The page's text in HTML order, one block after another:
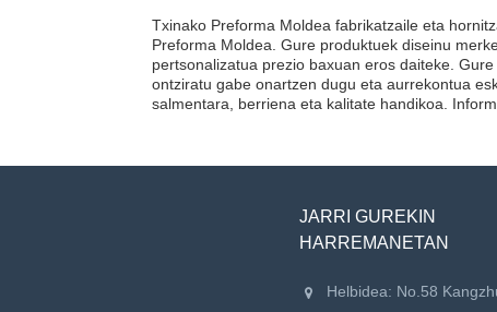
Txinako Preforma Moldea fabrikatzaile eta
Preforma Moldea. Gure produktuek diseinu
pertsonalizatua prezio baxuan eros daiteke.
ontziratu gabe onartzen dugu eta aurrekontua
salmentara, berriena eta kalitate handikoa.
JARRI GUREKIN
HARREMANETAN
Helbidea: No.58